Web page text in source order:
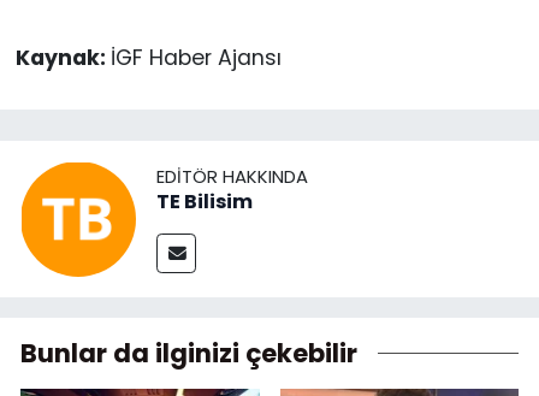
Kaynak: İGF Haber Ajansı
EDITÖR HAKKINDA
TE Bilisim
Bunlar da ilginizi çekebilir